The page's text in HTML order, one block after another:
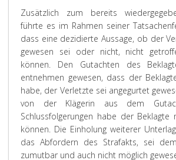
Zusätzlich zum bereits
führte es im Rahmen seiner
dass eine dezidierte Aussage, ob der
gewesen sei oder nicht, nicht
können. Den Gutachten des
entnehmen gewesen, dass der
habe, der Verletzte sei angegurtet
von der Klägerin aus dem
Schlussfolgerungen habe der Beklagte
können. Die Einholung weiterer
das Abfordern des Strafakts, sei
zumutbar und auch nicht möglich